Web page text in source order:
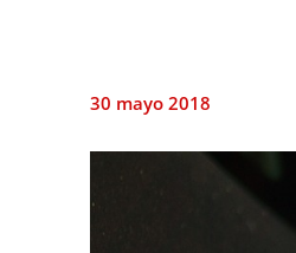
30 mayo 2018